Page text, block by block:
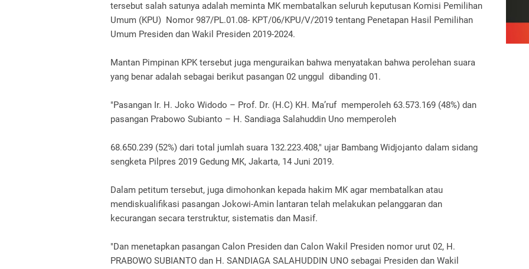
tersebut salah satunya adalah meminta MK membatalkan seluruh keputusan Komisi Pemilihan
Umum (KPU) Nomor 987/PL.01.08- KPT/06/KPU/V/2019 tentang Penetapan Hasil Pemilihan
Umum Presiden dan Wakil Presiden 2019-2024.
Mantan Pimpinan KPK tersebut juga menguraikan bahwa menyatakan bahwa perolehan suara
yang benar adalah sebagai berikut pasangan 02 unggul dibanding 01.
"Pasangan Ir. H. Joko Widodo – Prof. Dr. (H.C) KH. Ma’ruf memperoleh 63.573.169 (48%) dan
pasangan Prabowo Subianto – H. Sandiaga Salahuddin Uno memperoleh
68.650.239 (52%) dari total jumlah suara 132.223.408," ujar Bambang Widjojanto dalam sidang
sengketa Pilpres 2019 Gedung MK, Jakarta, 14 Juni 2019.
Dalam petitum tersebut, juga dimohonkan kepada hakim MK agar membatalkan atau
mendiskualifikasi pasangan Jokowi-Amin lantaran telah melakukan pelanggaran dan
kecurangan secara terstruktur, sistematis dan Masif.
"Dan menetapkan pasangan Calon Presiden dan Calon Wakil Presiden nomor urut 02, H.
PRABOWO SUBIANTO dan H. SANDIAGA SALAHUDDIN UNO sebagai Presiden dan Wakil